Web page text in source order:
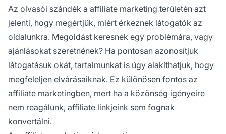
Az olvasói szándék a affiliate marketing területén azt
jelenti, hogy megértjük, miért érkeznek látogatók az
oldalunkra. Megoldást keresnek egy problémára, vagy
ajánlásokat szeretnének? Ha pontosan azonosítjuk
látogatásuk okát, tartalmunkat is úgy alakíthatjuk, hogy
megfeleljen elvárásaiknak. Ez különösen fontos az
affiliate marketingben, mert ha a közönség igényeire
nem reagálunk, affiliate linkjeink sem fognak
konvertálni.